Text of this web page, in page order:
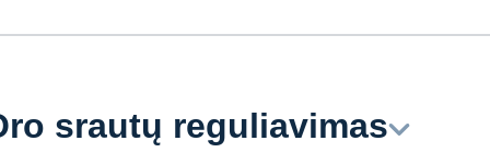
srautų reguliavimas